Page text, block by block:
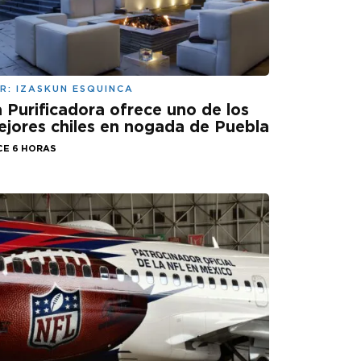
IZASKUN ESQUINCA
Purificadora ofrece uno de los
chiles en nogada de Puebla
6 HORAS